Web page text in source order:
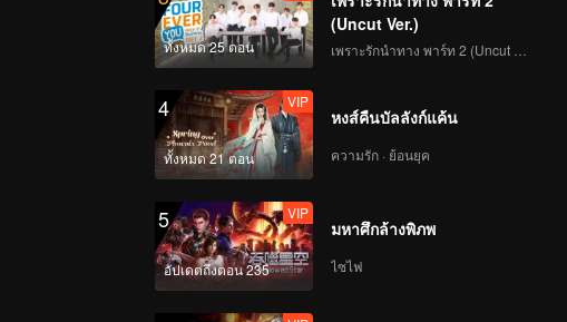
ทั้งหมด 25 ตอน
(Uncut Ver.)
4
ทั้งหมด 21 ตอน
VIP
หงส์คืนบัลลังก์แค้น
ความรัก · ย้อนยุค
5
อัปเดตถึงตอน 235
VIP
มหาศึกล้างพิภพ
ไซไฟ